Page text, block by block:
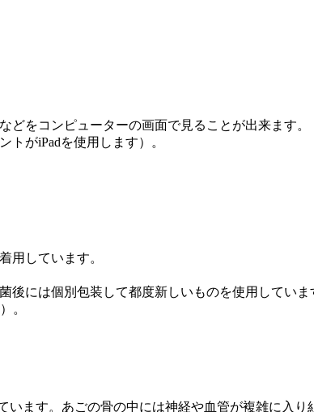
をコンピューターの画面で見ることが出来ます。
がiPadを使用します）。
用しています。
には個別包装して都度新しいものを使用していま
。
ます。あごの骨の中には神経や血管が複雑に入